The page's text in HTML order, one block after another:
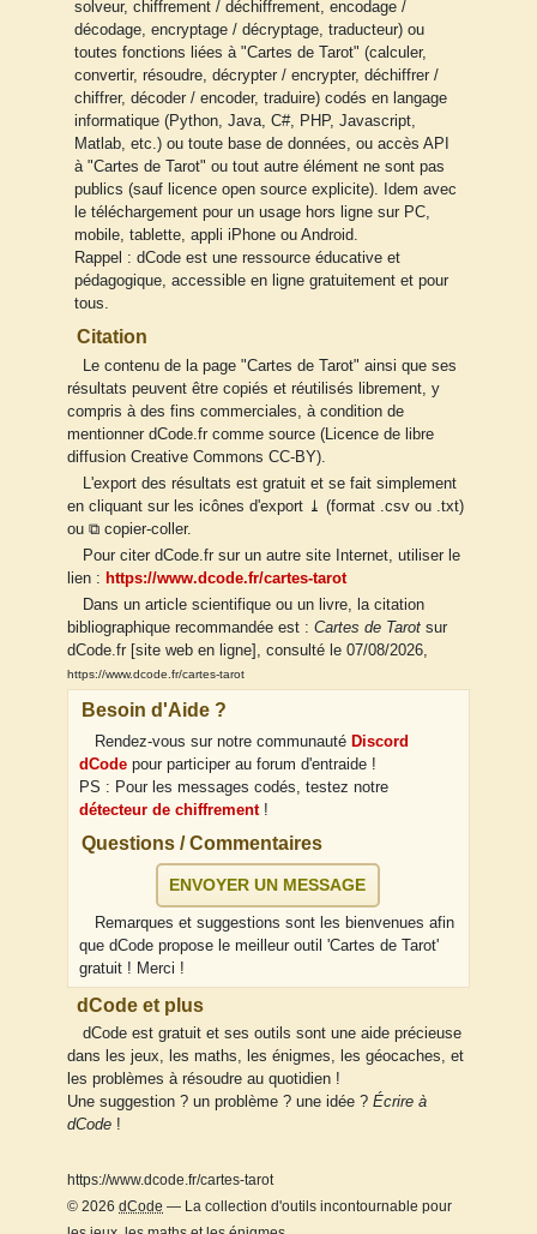
solveur, chiffrement / déchiffrement, encodage /
décodage, encryptage / décryptage, traducteur) ou
toutes fonctions liées à "Cartes de Tarot" (calculer,
convertir, résoudre, décrypter / encrypter, déchiffrer /
chiffrer, décoder / encoder, traduire) codés en langage
informatique (Python, Java, C#, PHP, Javascript,
Matlab, etc.) ou toute base de données, ou accès API
à "Cartes de Tarot" ou tout autre élément ne sont pas
publics (sauf licence open source explicite). Idem avec
le téléchargement pour un usage hors ligne sur PC,
mobile, tablette, appli iPhone ou Android.
Rappel : dCode est une ressource éducative et
pédagogique, accessible en ligne gratuitement et pour
tous.
Citation
Le contenu de la page "Cartes de Tarot" ainsi que ses
résultats peuvent être copiés et réutilisés librement, y
compris à des fins commerciales, à condition de
mentionner dCode.fr comme source (Licence de libre
diffusion Creative Commons CC-BY).
L'export des résultats est gratuit et se fait simplement
en cliquant sur les icônes d'export ⤓ (format .csv ou .txt)
ou ⧉ copier-coller.
Pour citer dCode.fr sur un autre site Internet, utiliser le
lien : https://www.dcode.fr/cartes-tarot
Dans un article scientifique ou un livre, la citation
bibliographique recommandée est : Cartes de Tarot sur
dCode.fr [site web en ligne], consulté le 07/08/2026,
https://www.dcode.fr/cartes-tarot
Besoin d'Aide ?
Rendez-vous sur notre communauté Discord
dCode pour participer au forum d'entraide !
PS : Pour les messages codés, testez notre
détecteur de chiffrement!
Questions / Commentaires
ENVOYER UN MESSAGE
Remarques et suggestions sont les bienvenues afin
que dCode propose le meilleur outil 'Cartes de Tarot'
gratuit ! Merci !
dCode et plus
dCode est gratuit et ses outils sont une aide précieuse
dans les jeux, les maths, les énigmes, les géocaches, et
les problèmes à résoudre au quotidien !
Une suggestion ? un problème ? une idée ? Écrire à
dCode !
https://www.dcode.fr/cartes-tarot
© 2026 dCode — La collection d'outils incontournable pour